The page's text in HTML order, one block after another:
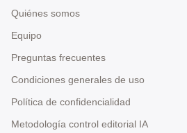
Quiénes somos
Equipo
Preguntas frecuentes
Condiciones generales de uso
Política de confidencialidad
Metodología control editorial IA